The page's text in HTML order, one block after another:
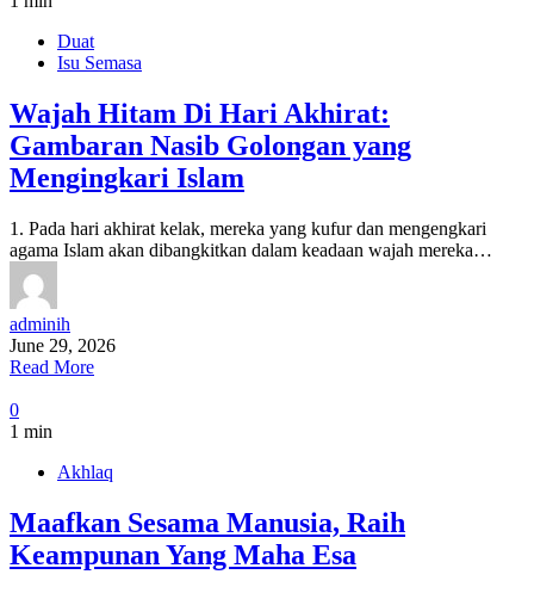
Duat
Isu Semasa
Wajah Hitam Di Hari Akhirat:
Gambaran Nasib Golongan yang
Mengingkari Islam
1. Pada hari akhirat kelak, mereka yang kufur dan mengengkari
agama Islam akan dibangkitkan dalam keadaan wajah mereka…
adminih
June 29, 2026
Read More
0
1 min
Akhlaq
Maafkan Sesama Manusia, Raih
Keampunan Yang Maha Esa